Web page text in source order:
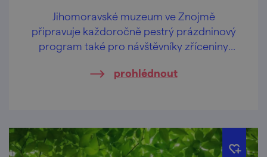
Jihomoravské muzeum ve Znojmě
připravuje každoročně pestrý prázdninový
program také pro návštěvníky zříceniny
prohlédnout